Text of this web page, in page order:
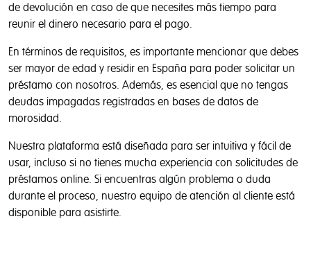
de devolución en caso de que necesites más tiempo para
reunir el dinero necesario para el pago.
En términos de requisitos, es importante mencionar que debes
ser mayor de edad y residir en España para poder solicitar un
préstamo con nosotros. Además, es esencial que no tengas
deudas impagadas registradas en bases de datos de
morosidad.
Nuestra plataforma está diseñada para ser intuitiva y fácil de
usar, incluso si no tienes mucha experiencia con solicitudes de
préstamos online. Si encuentras algún problema o duda
durante el proceso, nuestro equipo de atención al cliente está
disponible para asistirte.